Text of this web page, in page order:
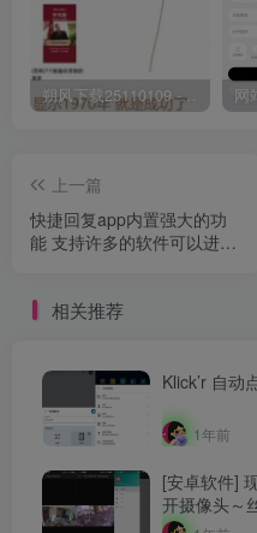
朔风下载25110109 -磁力下载神器-去VIP限制版本
上一篇
快捷回复app内置强大的功
能 支持许多的软件可以进行
相关推荐
Klick’r 自动
1年前
[安卓软件]
开摄像头～